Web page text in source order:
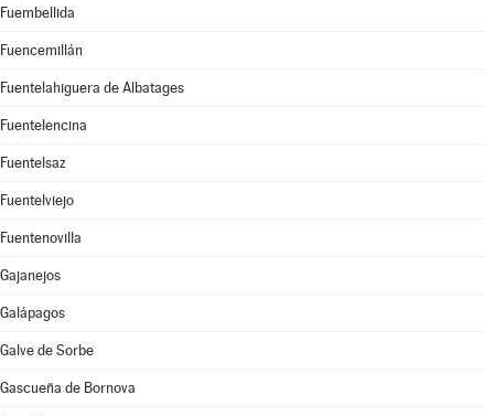
Fuembellida
Fuencemillán
Fuentelahiguera de Albatages
Fuentelencina
Fuentelsaz
Fuentelviejo
Fuentenovilla
Gajanejos
Galápagos
Galve de Sorbe
Gascueña de Bornova